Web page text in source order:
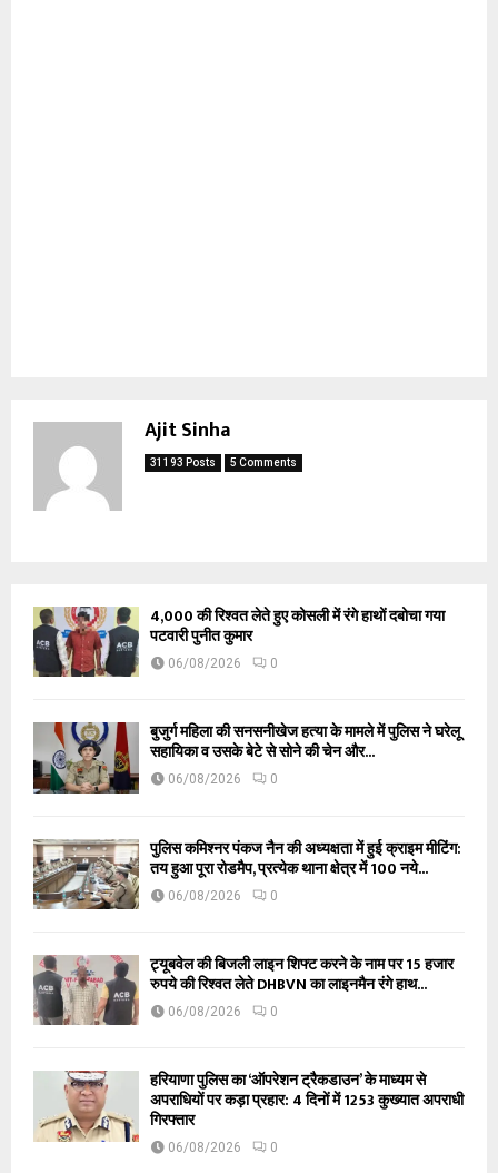
Ajit Sinha
31193 Posts 5 Comments
₹4,000 की रिश्वत लेते हुए कोसली में रंगे हाथों दबोचा गया
पटवारी पुनीत कुमार
06/08/2026 0
बुजुर्ग महिला की सनसनीखेज हत्या के मामले में पुलिस ने घरेलू
सहायिका व उसके बेटे से सोने की चेन और...
06/08/2026 0
पुलिस कमिश्नर पंकज नैन की अध्यक्षता में हुई क्राइम मीटिंग:
तय हुआ पूरा रोडमैप, प्रत्येक थाना क्षेत्र में 100 नये...
06/08/2026 0
ट्यूबवेल की बिजली लाइन शिफ्ट करने के नाम पर 15 हजार
रुपये की रिश्वत लेते DHBVN का लाइनमैन रंगे हाथ...
06/08/2026 0
हरियाणा पुलिस का ‘ऑपरेशन ट्रैकडाउन’ के माध्यम से
अपराधियों पर कड़ा प्रहार: 4 दिनों में 1253 कुख्यात अपराधी
गिरफ्तार
06/08/2026 0